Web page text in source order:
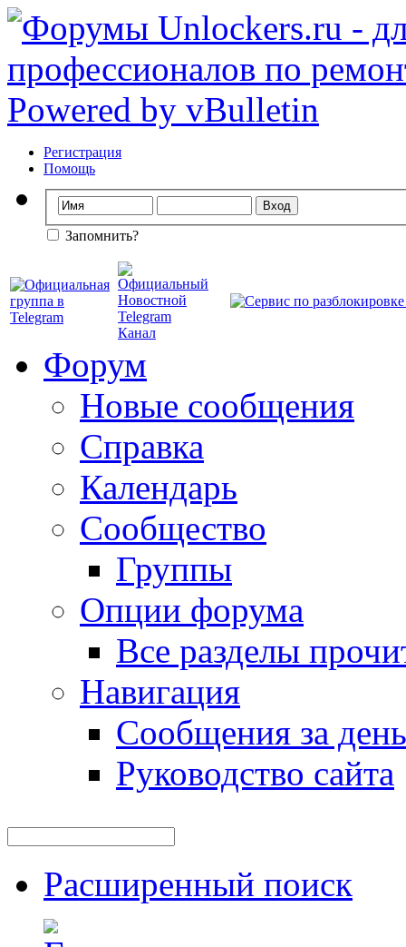
Регистрация
Помощь
Запомнить?
Форум
Новые сообщения
Справка
Календарь
Сообщество
Группы
Опции форума
Все разделы
Навигация
Сообщения за день
Руководство сайта
Расширенный поиск